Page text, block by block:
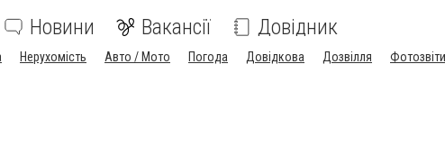
Новини Вакансії Довідник
Нерухомість Авто / Мото Погода Довідкова Дозвілля Фотозвіти